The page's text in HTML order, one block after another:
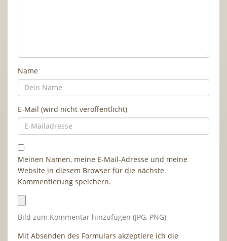
Name
E-Mail (wird nicht veröffentlicht)
Meinen Namen, meine E-Mail-Adresse und meine
Website in diesem Browser für die nächste
Kommentierung speichern.
Bild zum Kommentar hinzufügen (JPG, PNG)
Mit Absenden des Formulars akzeptiere ich die